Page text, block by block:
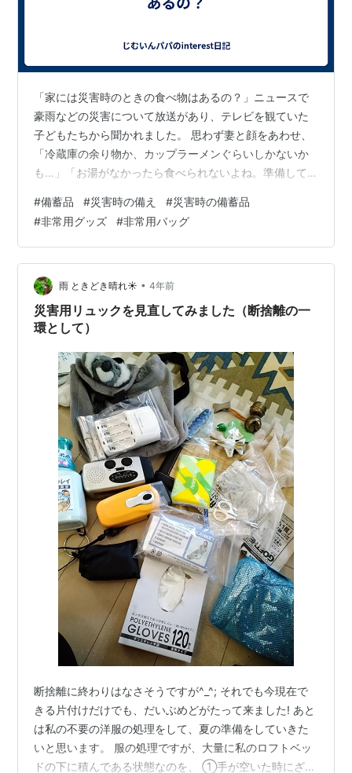
「家には災害時のときの食べ物はあるの？」ニュースで
豪雨などの災害について放送があり、テレビを観ていた
子どもたちから聞かれました。 思わず妻と顔をあわせ、
「冷蔵庫の余り物か、カップラーメンぐらいしかないか
も…」「お湯がなかったら食べられないよね。準備して
どんどん不安になり、準備すべきことについて調べてみ
ることになりました。 政府系や消防庁のホームページを
見てみると、 災害時に備えた備蓄品の例として、・飲料
水…一人1日3リットルを目安に、３日分を用意・食品…
ご飯（アルファ米など一人５食分を用意）、ビスケッ
ト、板チョコ、乾パン（一人最低３日分の食…
#備蓄品 #災害時の備え #災害時の備蓄品
#非常用グッズ #非常用バッグ
雨 ときどき晴れ☀ • 4年前
災害用リュックを見直してみました（断捨離の一
環として）
断捨離に終わりはなさそうですが^_^; それでも今現在で
きる片付けだけでも、だいぶめどがたって来ました! あと
は私の不要の洋服の処理をして、夏の準備をしていきた
いと思います。 服の処理ですが、大量に私のロフトベッ
ドの下に積んである状態なのを、 ①手が空いた時にざっ